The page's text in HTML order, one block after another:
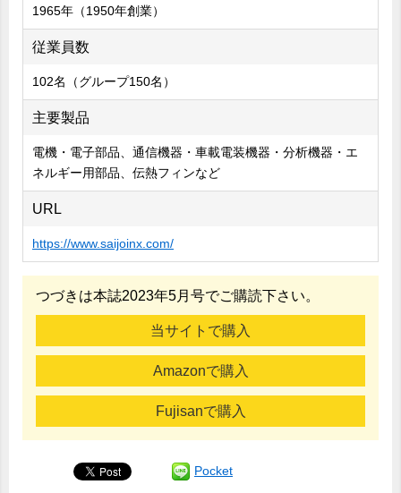
1965年（1950年創業）
従業員数
102名（グループ150名）
主要製品
電機・電子部品、通信機器・車載電装機器・分析機器・エ
ネルギー用部品、伝熱フィンなど
URL
https://www.saijoinx.com/
つづきは本誌2023年5月号でご購読下さい。
当サイトで購入
Amazonで購入
Fujisanで購入
Pocket